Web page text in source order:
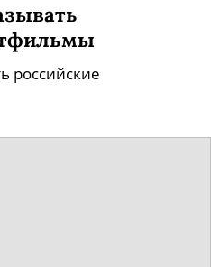
российские